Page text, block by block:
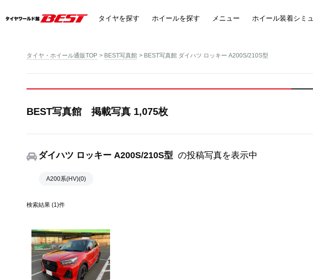
タイヤを探す ホイールを探す メニュー ホイール装着シミ
タイヤ・ホイール通販TOP BEST写真館 BEST写真館 ダイハツ ロッキー A200S/210S型
BEST写真館 掲載写真 1,075枚
ダイハツ ロッキー A200S/210S型 の投稿写真を表示中
A200系(HV)(0)
検索結果 (1)件